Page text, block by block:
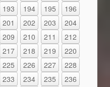
193 194 195
196
201 202 203
204
209 210 211
212
217 218 219
220
225 226 227
228
233 234 235
236